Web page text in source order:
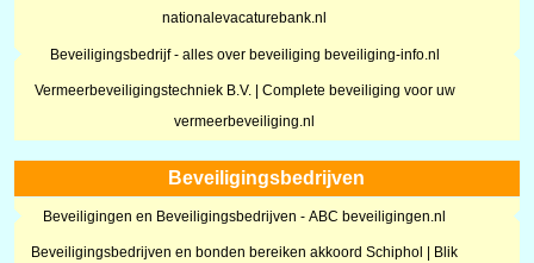
nationalevacaturebank.nl
Beveiligingsbedrijf - alles over beveiliging beveiliging-info.nl
Vermeerbeveiligingstechniek B.V. | Complete beveiliging voor uw
vermeerbeveiliging.nl
Beveiligingsbedrijven
Beveiligingen en Beveiligingsbedrijven - ABC beveiligingen.nl
Beveiligingsbedrijven en bonden bereiken akkoord Schiphol | Blik